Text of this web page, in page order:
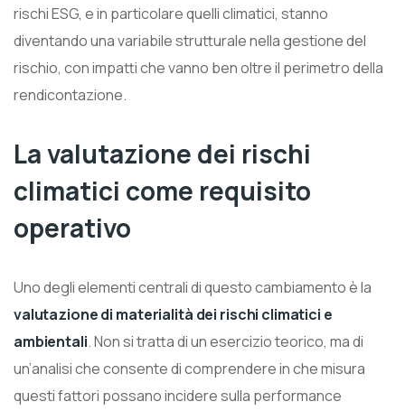
rischi ESG, e in particolare quelli climatici, stanno
diventando una variabile strutturale nella gestione del
rischio, con impatti che vanno ben oltre il perimetro della
rendicontazione.
La valutazione dei rischi
climatici come requisito
operativo
Uno degli elementi centrali di questo cambiamento è la
valutazione di materialità dei rischi climatici e
ambientali. Non si tratta di un esercizio teorico, ma di
un’analisi che consente di comprendere in che misura
questi fattori possano incidere sulla performance